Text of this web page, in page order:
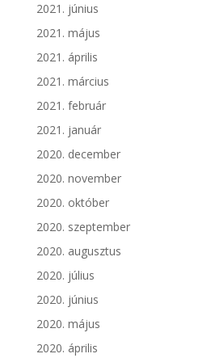
2021. június
2021. május
2021. április
2021. március
2021. február
2021. január
2020. december
2020. november
2020. október
2020. szeptember
2020. augusztus
2020. július
2020. június
2020. május
2020. április